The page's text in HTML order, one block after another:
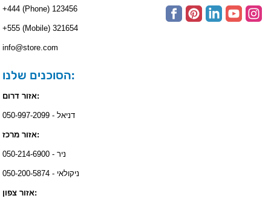
+444 (Phone) 123456
+555 (Mobile) 321654
info@store.com
הסוכנים שלנו:
אזור דרום:
דניאל - 050-997-2099
אזור מרכז:
ניר - 050-214-6900
ניקולאי - 050-200-5874
אזור צפון: